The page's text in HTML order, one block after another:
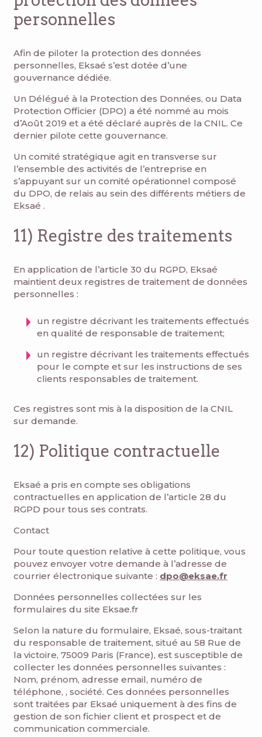
personnelles
Afin de piloter la protection des données
personnelles, Eksaé s’est dotée d’une
gouvernance dédiée.
Un Délégué à la Protection des Données, ou Data
Protection Officier (DPO) a été nommé au mois
d’Août 2019 et a été déclaré auprès de la CNIL. Ce
dernier pilote cette gouvernance.
Un comité stratégique agit en transverse sur
l’ensemble des activités de l’entreprise en
s’appuyant sur un comité opérationnel composé
du DPO, de relais au sein des différents métiers de
Eksaé .
11) Registre des traitements
En application de l’article 30 du RGPD, Eksaé
maintient deux registres de traitement de données
personnelles :
un registre décrivant les traitements effectués
en qualité de responsable de traitement;
un registre décrivant les traitements effectués
pour le compte et sur les instructions de ses
clients responsables de traitement.
Ces registres sont mis à la disposition de la CNIL
sur demande.
12) Politique contractuelle
Eksaé a pris en compte ses obligations
contractuelles en application de l’article 28 du
RGPD pour tous ses contrats.
Contact
Pour toute question relative à cette politique, vous
pouvez envoyer votre demande à l’adresse de
courrier électronique suivante : dpo@eksae.fr
Données personnelles collectées sur les
formulaires du site Eksae.fr
Selon la nature du formulaire, Eksaé, sous-traitant
du responsable de traitement, situé au 58 Rue de
la victoire, 75009 Paris (France), est susceptible de
collecter les données personnelles suivantes :
Nom, prénom, adresse email, numéro de
téléphone, , société. Ces données personnelles
sont traitées par Eksaé uniquement à des fins de
gestion de son fichier client et prospect et de
communication commerciale.